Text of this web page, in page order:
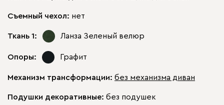
Съемный чехол: нет
Ткань 1: Ланза Зеленый велюр
Опоры: Графит
Механизм трансформации: без механизма диван
Подушки декоративные: без подушек